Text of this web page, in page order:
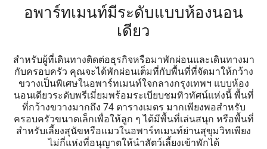
อพาร์ทเมนท์มีระดับแบบห้องนอน
เดียว
สำหรับผู้ที่เดินทางติดต่อธุรกิจหรือมาพักผ่อนและเดินทางมา
กับครอบครัว คุณจะได้พักผ่อนเต็มที่กับพื้นที่ที่จัดมาให้กว้าง
ขวางเป็นพิเศษในอพาร์ทเมนท์ใจกลางกรุงเทพฯ แบบห้อง
นอนเดียวระดับพรีเมี่ยมพร้อมระเบียบชมทิวทัศน์แห่งนี้ พื้นที่
ที่กว้างขวางมากถึง 74 ตารางเมตร มากเพียงพอสำหรับ
ครอบครัวขนาดเล็กเพื่อให้ลูก ๆ ได้มีพื้นที่เล่นสนุก หรือพื้นที่
สำหรับเลี้ยงสุนัขหรือแมวในอพาร์ทเมนท์ย่านสุขุมวิทเพียง
ไม่กี่แห่งที่อนุญาตให้นำสัตว์เลี้ยงเข้าพักได้